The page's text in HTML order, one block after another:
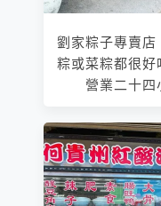
劉家粽子專賣店
粽或菜粽都很好
營業二十四